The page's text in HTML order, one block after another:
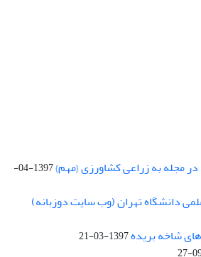
مجله به زراعی کشاورزی {مهم}
1397-04-
دانشگاه تهران (وب سایت دوزبانه)
شاخه بریده1397-03-21